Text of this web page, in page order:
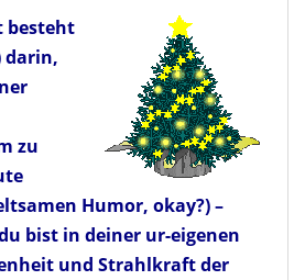
besteht
darin,
zu
Humor, okay?) –
bist in deiner ur-eigenen
und Strahlkraft der